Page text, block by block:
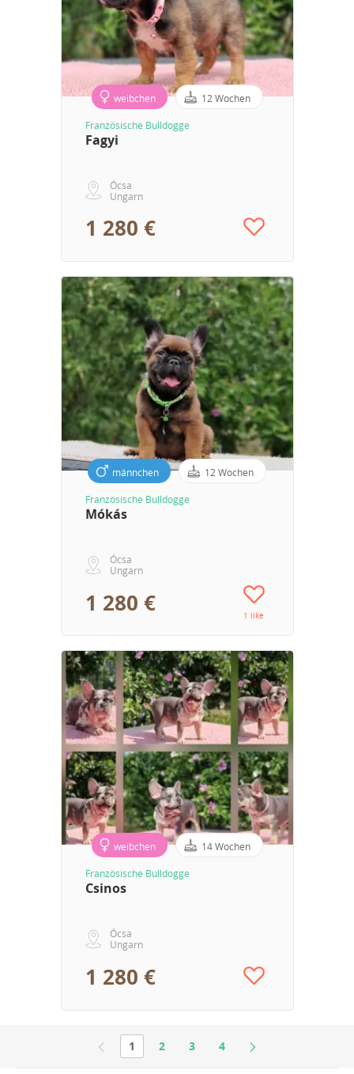
weibchen 12 Wochen
Französische Bulldogge
Fagyi
Ócsa
Ungarn
1 280 €
männchen 12 Wochen
Französische Bulldogge
Mókás
Ócsa
Ungarn
1 280 € 1 like
weibchen 14 Wochen
Französische Bulldogge
Csinos
Ócsa
Ungarn
1 280 €
1 2 3 4